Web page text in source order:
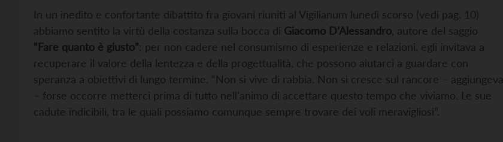
In un inedito e confortante dibattito fra giovani riuniti al Vigilianum lunedì scorso (vedi pag. 10)
abbiamo sentito la virtù della costanza sulla bocca di Giacomo D’Alessandro , autore del saggio
“Fare quanto è giusto”: per non cadere nel consumismo di esperienze e relazioni, egli invitava a
recuperare il valore della lentezza e della progettualità, che possono aiutarci a guardare con
speranza a obiettivi di lungo termine. “Non si vive di rabbia. Non si cresce sul rancore – aggiungeva
– forse occorre metterci prima di tutto nell’animo di accettare questo tempo che viviamo. Le sue
cadute indicibili, tra le quali possiamo comunque sempre trovare dei voli meravigliosi”.